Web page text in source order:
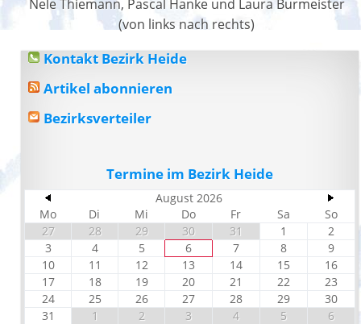
Nele Thiemann, Pascal Hanke und Laura Burmeister
(von links nach rechts)
Kontakt Bezirk Heide
Artikel abonnieren
Bezirksverteiler
Termine im Bezirk Heide
August 2026
Mo
Di Mi Do Fr Sa
So
27
28 29 30 31 1
2
3
4 5 6 7 8
9
10
11 12 13 14 15
16
17
18 19 20 21 22
23
24
25 26 27 28 29
30
31
1 2 3 4 5 6